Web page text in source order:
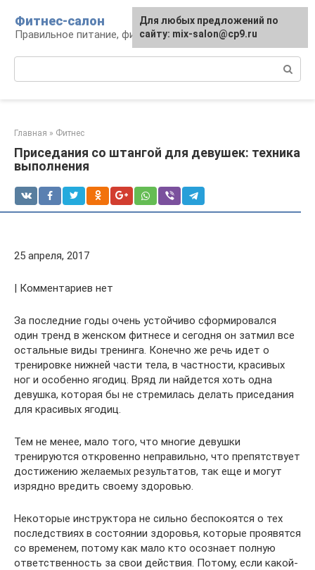
контенту
Фитнес-салон
Правильное питание, фитнес, образ жизни
Главная » Фитнес
Приседания со штангой для девушек: техника
выполнения
25 апреля, 2017
| Комментариев нет
За последние годы очень устойчиво сформировался
один тренд в женском фитнесе и сегодня он затмил все
остальные виды тренинга. Конечно же речь идет о
тренировке нижней части тела, в частности, красивых
ног и особенно ягодиц. Вряд ли найдется хоть одна
девушка, которая бы не стремилась делать приседания
для красивых ягодиц.
Тем не менее, мало того, что многие девушки
тренируются откровенно неправильно, что препятствует
достижению желаемых результатов, так еще и могут
изрядно вредить своему здоровью.
Некоторые инструктора не сильно беспокоятся о тех
последствиях в состоянии здоровья, которые проявятся
со временем, потому как мало кто осознает полную
ответственность за свои действия. Потому, если какой-
Для любых предложений по
сайту: mix-salon@cp9.ru